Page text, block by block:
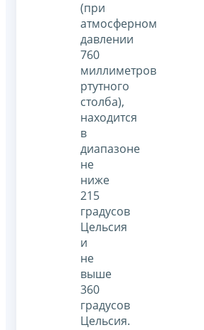
(при
атмосферном
давлении
760
миллиметров
ртутного
столба),
находится
в
диапазоне
не
ниже
215
градусов
Цельсия
и
не
выше
360
градусов
Цельсия.